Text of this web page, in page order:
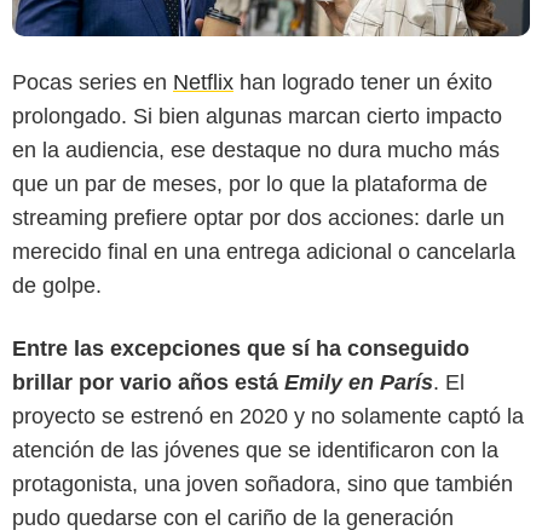
Pocas series en Netflix han logrado tener un éxito
prolongado. Si bien algunas marcan cierto impacto
en la audiencia, ese destaque no dura mucho más
que un par de meses, por lo que la plataforma de
streaming prefiere optar por dos acciones: darle un
merecido final en una entrega adicional o cancelarla
de golpe.
Entre las excepciones que sí ha conseguido
brillar por vario años está Emily en París. El
proyecto se estrenó en 2020 y no solamente captó la
atención de las jóvenes que se identificaron con la
protagonista, una joven soñadora, sino que también
pudo quedarse con el cariño de la generación